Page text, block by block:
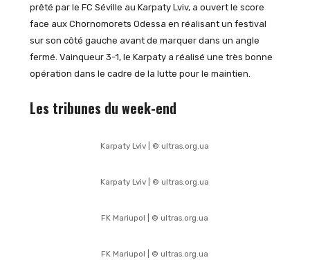
prêté par le FC Séville au Karpaty Lviv, a ouvert le score
face aux Chornomorets Odessa en réalisant un festival
sur son côté gauche avant de marquer dans un angle
fermé. Vainqueur 3-1, le Karpaty a réalisé une très bonne
opération dans le cadre de la lutte pour le maintien.
Les tribunes du week-end
Karpaty Lviv | © ultras.org.ua
Karpaty Lviv | © ultras.org.ua
FK Mariupol | © ultras.org.ua
FK Mariupol | © ultras.org.ua